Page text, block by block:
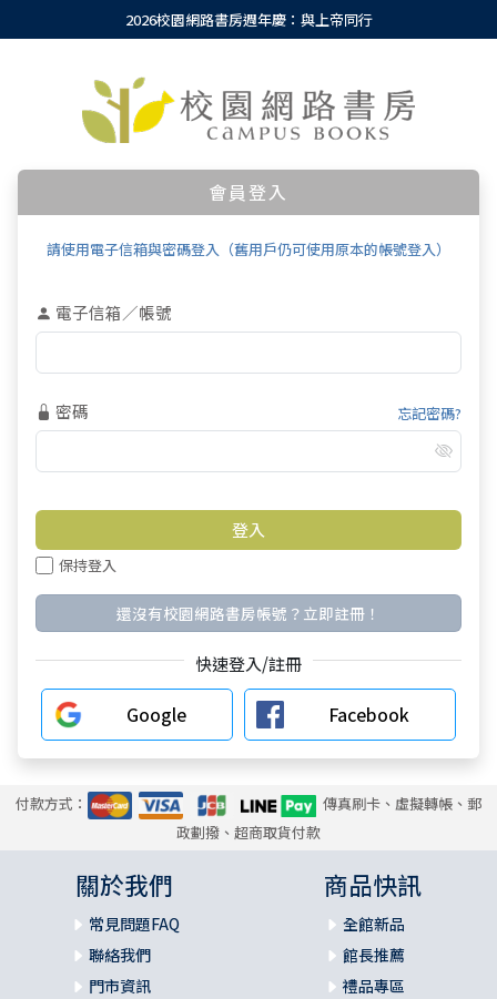
2026校園網路書房週年慶：與上帝同行
會員登入
請使用電子信箱與密碼登入（舊用戶仍可使用原本的帳號登入）
電子信箱／帳號
密碼 忘記密碼?
保持登入
還沒有校園網路書房帳號？立即註冊！
快速登入/註冊
Google Facebook
付款方式：
傳真刷卡、虛擬轉帳、郵
政劃撥、超商取貨付款
關於我們
常見問題FAQ
聯絡我們
門市資訊
商品快訊
全館新品
館長推薦
禮品專區